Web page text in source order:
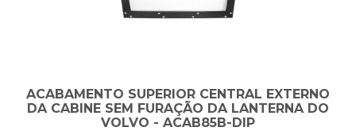
ACABAMENTO SUPERIOR CENTRAL EXTERNO
DA CABINE SEM FURAÇÃO DA LANTERNA DO
VOLVO - ACAB85B-DIP